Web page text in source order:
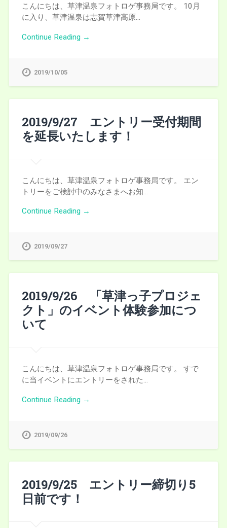
こんにちは、草津温泉フォトロゲ事務局です。 10月
に入り、草津温泉は志賀草津高原…
Continue Reading →
2019/10/05
2019/9/27 エントリー受付期間
を延長いたします！
こんにちは、草津温泉フォトロゲ事務局です。 エン
トリーをご検討中のみなさまへお知…
Continue Reading →
2019/09/27
2019/9/26 「草津っ子プロジェ
クト」のイベント体験参加につ
いて
こんにちは、草津温泉フォトロゲ事務局です。 すで
に当イベントにエントリーをされた…
Continue Reading →
2019/09/26
2019/9/25 エントリー締切り5
日前です！